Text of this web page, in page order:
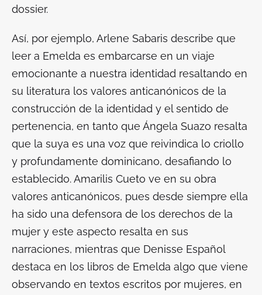
dossier.
Así, por ejemplo, Arlene Sabaris describe que
leer a Emelda es embarcarse en un viaje
emocionante a nuestra identidad resaltando en
su literatura los valores anticanónicos de la
construcción de la identidad y el sentido de
pertenencia, en tanto que Ángela Suazo resalta
que la suya es una voz que reivindica lo criollo
y profundamente dominicano, desafiando lo
establecido. Amarilis Cueto ve en su obra
valores anticanónicos, pues desde siempre ella
ha sido una defensora de los derechos de la
mujer y este aspecto resalta en sus
narraciones, mientras que Denisse Español
destaca en los libros de Emelda algo que viene
observando en textos escritos por mujeres, en